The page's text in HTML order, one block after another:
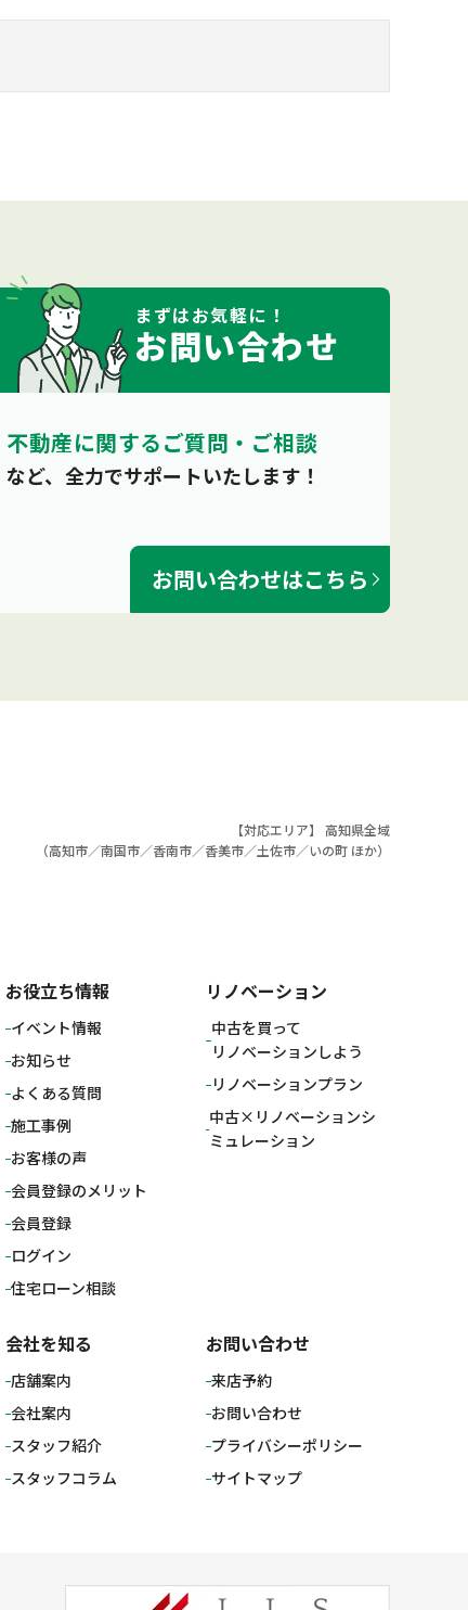
まずはお気軽に！
お問い合わせ
不動産に関するご質問・ご相談
など、全力でサポートいたします！
お問い合わせはこちら
【対応エリア】 高知県全域
（高知市／南国市／香南市／香美市／土佐市／いの町 ほか）
お役立ち情報
イベント情報
お知らせ
よくある質問
施工事例
お客様の声
会員登録のメリット
会員登録
ログイン
住宅ローン相談
リノベーション
中古を買って
リノベーションしよう
リノベーションプラン
中古×リノベーションシ
ミュレーション
会社を知る
店舗案内
会社案内
スタッフ紹介
スタッフコラム
お問い合わせ
来店予約
お問い合わせ
プライバシーポリシー
サイトマップ